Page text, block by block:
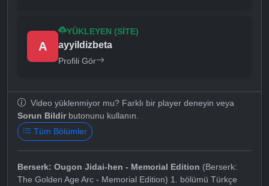
A
YÜKLEYEN (SITE)
ayyildizbeta
Profili Gör
Video yüklenmiyor mu? Farklı bir player deneyin veya
Sorun Bildirbutonunu kullanın.
Tüm Bölümler
Berserk: Ougon Jidai-hen - Memorial Edition (Berserk:
The Golden Age Arc - Memorial Edition) 1. bölümü Türkçe